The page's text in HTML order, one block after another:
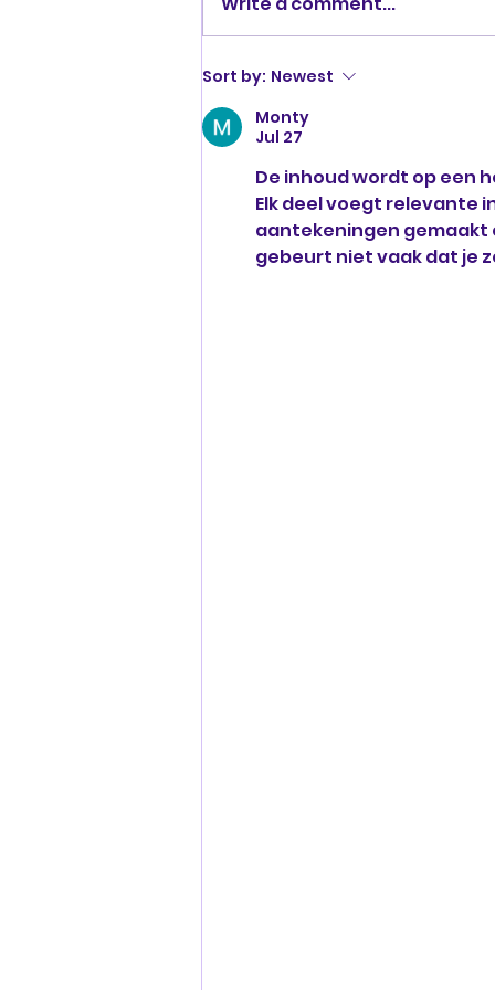
Waarom krachttraining
zo belangrijk is – meer
dan alleen spieren
Sort by: Newest
Monty
Jul 27
De inhoud wordt op een
Elk deel voegt relevante
aantekeningen gemaakt
gebeurt niet vaak dat je